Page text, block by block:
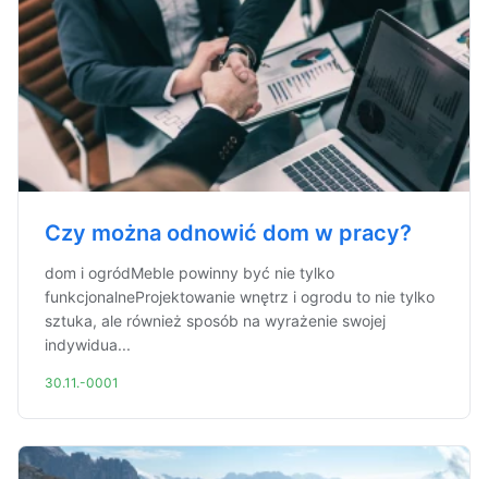
Czy można odnowić dom w pracy?
dom i ogródMeble powinny być nie tylko
funkcjonalneProjektowanie wnętrz i ogrodu to nie tylko
sztuka, ale również sposób na wyrażenie swojej
indywidua...
30.11.-0001